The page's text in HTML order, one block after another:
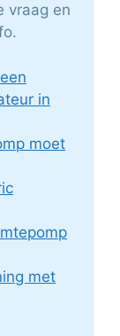
vraag en
in
moet
met